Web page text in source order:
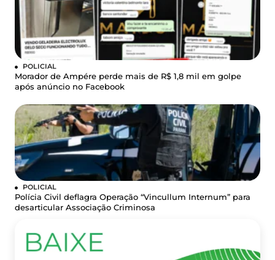
POLICIAL
Morador de Ampére perde mais de R$ 1,8 mil em golpe
após anúncio no Facebook
POLICIAL
Polícia Civil deflagra Operação “Vincullum Internum” para
desarticular Associação Criminosa